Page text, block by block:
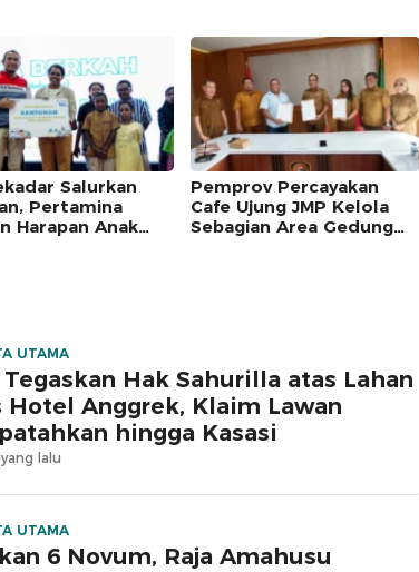
Salurkan
Pertamina
Harapan Anak
Pemprov Percayakan
Cafe Ujung JMP Kelola
Sebagian Area Gedung
UTAMA
Tegaskan Hak Sahurilla atas Lahan
Hotel Anggrek, Klaim Lawan
hingga Kasasi
lalu
UTAMA
6 Novum, Raja Amahusu